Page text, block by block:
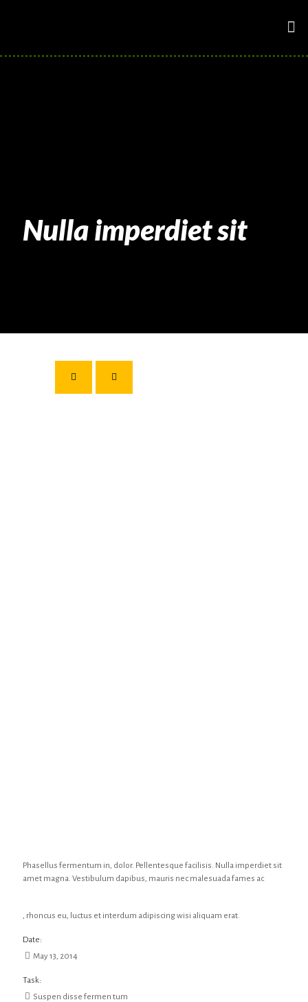
Nulla imperdiet sit
Phasellus fermentum in, dolor. Pellentesque facilisis. Nulla imperdiet sit
amet magna. Vestibulum dapibus, mauris nec malesuada fames ac
, rhoncus eu, luctus et interdum adipiscing wisi aliquam erat.
Date:
May 13, 2014
Task:
Suspen disse fermen tum